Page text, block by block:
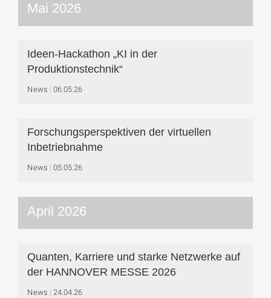
Mai 2026
Ideen-Hackathon „KI in der
Produktionstechnik“
News 06.05.26
Forschungsperspektiven der virtuellen
Inbetriebnahme
News 05.05.26
April 2026
Quanten, Karriere und starke Netzwerke auf
der HANNOVER MESSE 2026
News 24.04.26